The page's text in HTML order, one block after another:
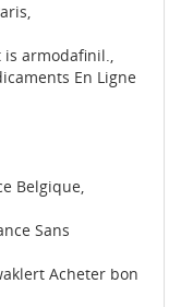
armodafinil.,
En Ligne
Belgique,
Sans
Acheter bon